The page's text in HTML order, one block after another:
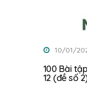
10/01/
100 Bài
12 (đề số